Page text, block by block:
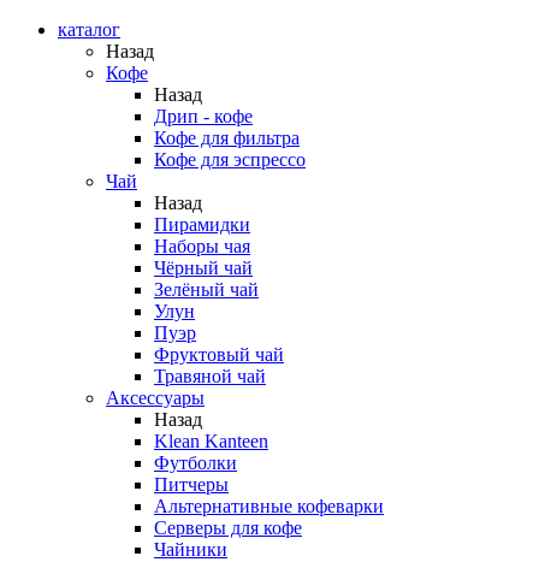
каталог
Назад
Кофе
Назад
Дрип - кофе
Кофе для фильтра
Кофе для эспрессо
Чай
Назад
Пирамидки
Наборы чая
Чёрный чай
Зелёный чай
Улун
Пуэр
Фруктовый чай
Травяной чай
Аксессуары
Назад
Klean Kanteen
Футболки
Питчеры
Альтернативные кофеварки
Серверы для кофе
Чайники